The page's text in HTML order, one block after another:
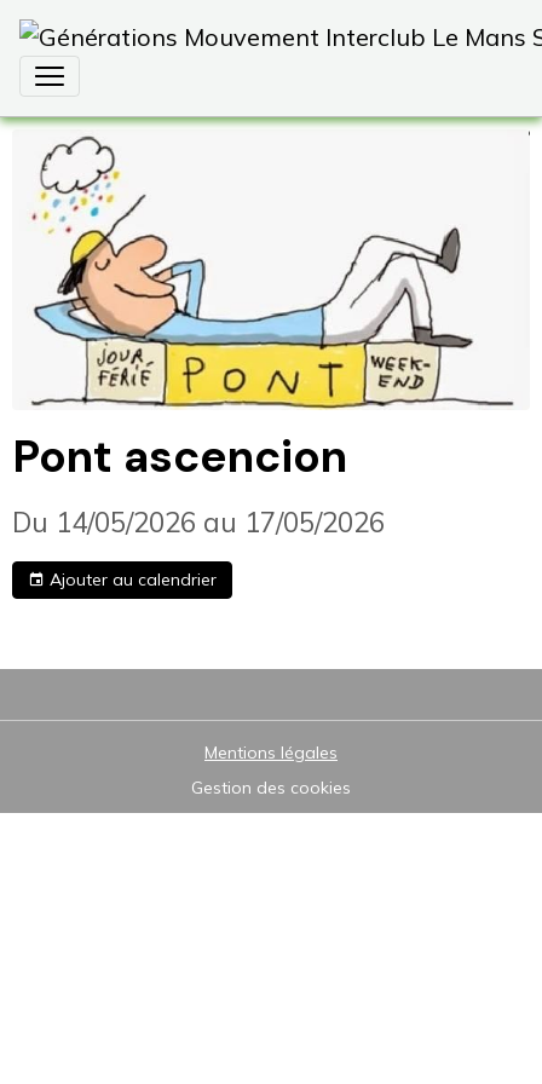
Pont ascencion
Du 14/05/2026 au 17/05/2026
Ajouter au calendrier
Mentions légales
Gestion des cookies